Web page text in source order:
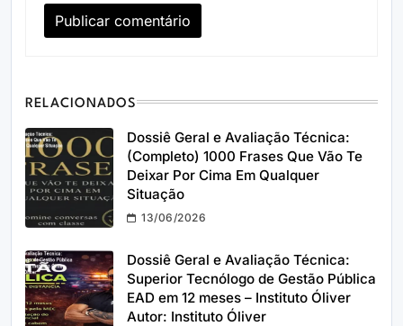
RELACIONADOS
Dossiê Geral e Avaliação Técnica:
(Completo) 1000 Frases Que Vão Te
Deixar Por Cima Em Qualquer
Situação
13/06/2026
Dossiê Geral e Avaliação Técnica:
Superior Tecnólogo de Gestão Pública
EAD em 12 meses – Instituto Óliver
Autor: Instituto Óliver